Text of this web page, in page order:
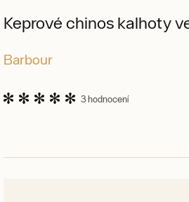
Keprové chinos kalhoty
Barbour
3 hodnocení